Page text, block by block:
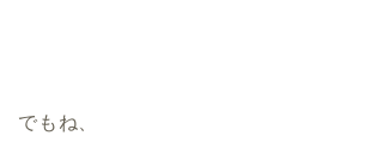
でもね、